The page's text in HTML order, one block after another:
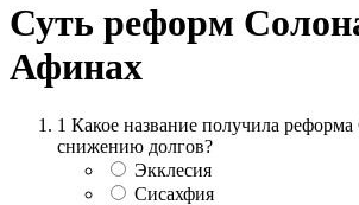
Суть реформ
Афинах
1 Какое название получила
снижению долгов?
Экклесия
Сисахфия